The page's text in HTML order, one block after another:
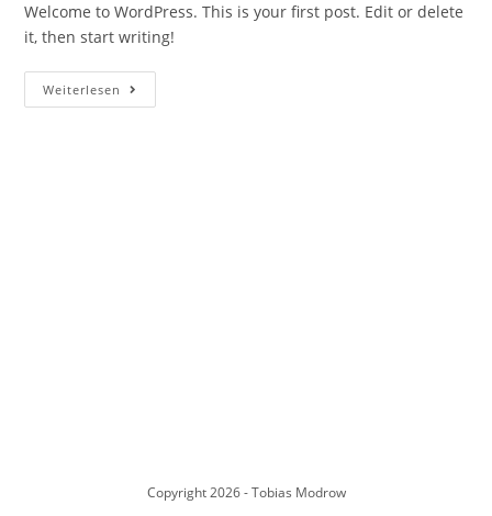
Welcome to WordPress. This is your first post. Edit or delete
it, then start writing!
Weiterlesen
world!
Copyright 2026 - Tobias Modrow